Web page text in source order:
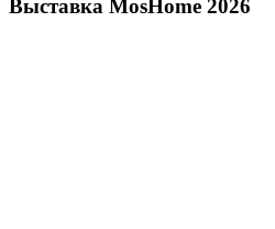
Выставка MosHome 2026